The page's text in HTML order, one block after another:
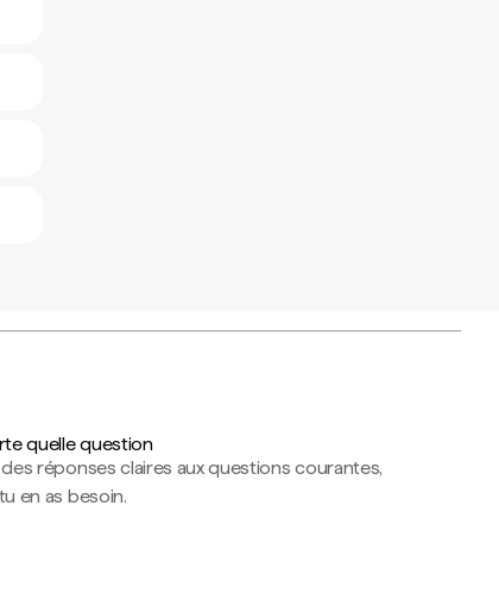
quelle question
réponses claires aux questions courantes,
en as besoin.